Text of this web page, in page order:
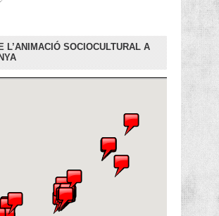
L’ANIMACIÓ SOCIOCULTURAL A